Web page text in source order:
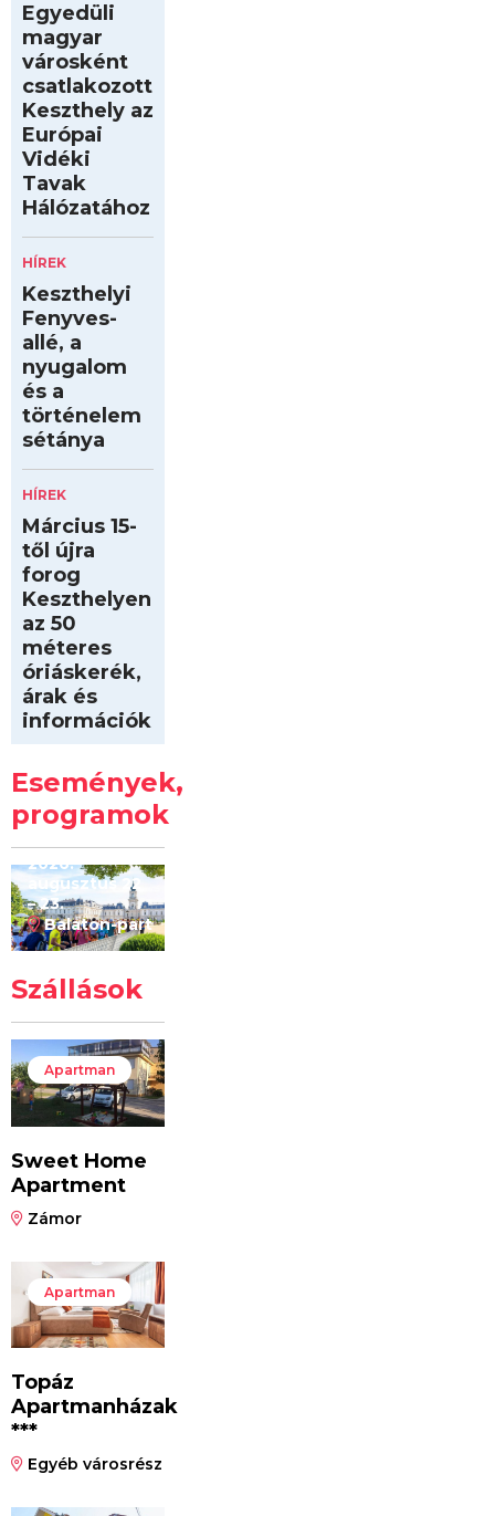
Egyedüli
magyar
városként
csatlakozott
Keszthely az
Európai
Vidéki
Tavak
Hálózatához
HÍREK
Keszthelyi
Fenyves-
allé, a
nyugalom
és a
történelem
sétánya
HÍREK
Március 15-
től újra
forog
Keszthelyen
az 50
méteres
óriáskerék,
árak és
információk
Események,
programok
Kilóméterek
2026
2026.
augusztus 22
– 23.
Balaton-part
Szállások
Apartman
Sweet Home
Apartment
Zámor
Apartman
Topáz
Apartmanházak
***
Egyéb városrész